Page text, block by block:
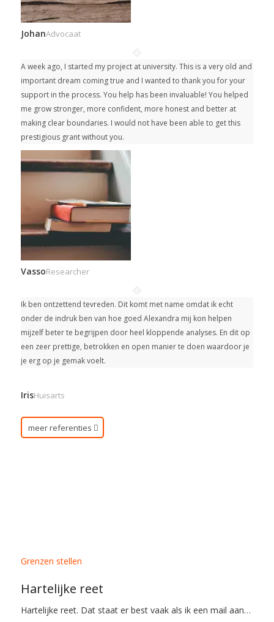
JohanAdvocaat
A week ago, I started my project at university. This is a very old and
important dream coming true and I wanted to thank you for your
support in the process. You help has been invaluable! You helped
me grow stronger, more confident, more honest and better at
making clear boundaries. I would not have been able to get this
prestigious grant without you.
VassoResearcher
Ik ben ontzettend tevreden. Dit komt met name omdat ik echt
onder de indruk ben van hoe goed Alexandra mij kon helpen
mijzelf beter te begrijpen door heel kloppende analyses. En dit op
een zeer prettige, betrokken en open manier te doen waardoor je
je erg op je gemak voelt.
IrisHuisarts
meer referenties
Grenzen stellen
Hartelijke reet
Hartelijke reet. Dat staat er best vaak als ik een mail aan…